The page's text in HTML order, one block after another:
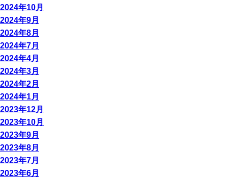
2024年10月
2024年9月
2024年8月
2024年7月
2024年4月
2024年3月
2024年2月
2024年1月
2023年12月
2023年10月
2023年9月
2023年8月
2023年7月
2023年6月